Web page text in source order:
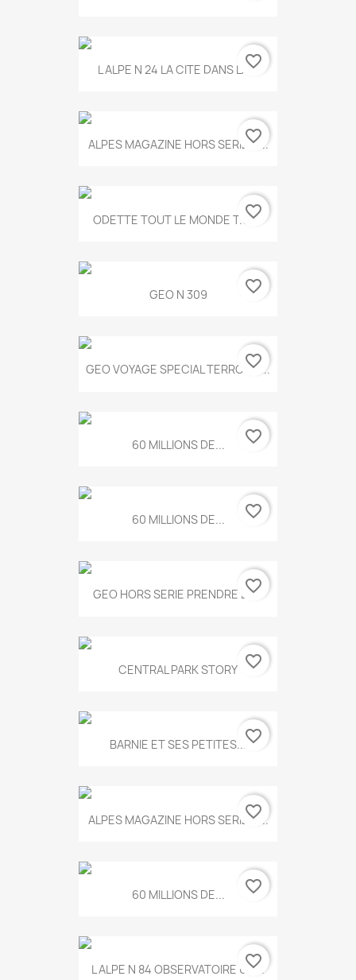
L ALPE N 24 LA CITE DANS LA...
favorite_border
ALPES MAGAZINE HORS SERIE N...
favorite_border
ODETTE TOUT LE MONDE T.546
favorite_border
GEO N 309 favorite_border
GEO VOYAGE SPECIAL TERROIRS...
favorite_border
60 MILLIONS DE... favorite_border
60 MILLIONS DE... favorite_border
GEO HORS SERIE PRENDRE LE...
favorite_border
CENTRAL PARK STORY favorite_border
BARNIE ET SES PETITES...favorite_border
ALPES MAGAZINE HORS SERIE N...
favorite_border
60 MILLIONS DE... favorite_border
L ALPE N 84 OBSERVATOIRE UN...
favorite_border